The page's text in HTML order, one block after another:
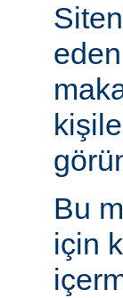
Bu
için